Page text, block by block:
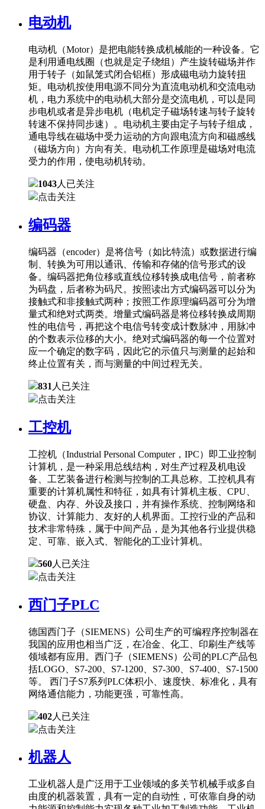
电动机
电动机（Motor）是把电能转换成机械能的一种设备。它
是利用通电线圈（也就是定子绕组）产生旋转磁场并作
用于转子（如鼠笼式闭合铝框）形成磁电动力旋转扭
矩。电动机按使用电源不同分为直流电动机和交流电动
机，电力系统中的电动机大部分是交流电机，可以是同
步电机或者是异步电机（电机定子磁场转速与转子旋转
转速不保持同步速）。电动机主要由定子与转子组成，
通电导线在磁场中受力运动的方向跟电流方向和磁感线
（磁场方向）方向有关。电动机工作原理是磁场对电流
受力的作用，使电动机转动。
1043人已关注
点击关注
编码器
编码器（encoder）是将信号（如比特流）或数据进行编
制、转换为可用以通讯、传输和存储的信号形式的设
备。编码器把角位移或直线位移转换成电信号，前者称
为码盘，后者称为码尺。按照读出方式编码器可以分为
接触式和非接触式两种；按照工作原理编码器可分为增
量式和绝对式两类。增量式编码器是将位移转换成周期
性的电信号，再把这个电信号转变成计数脉冲，用脉冲
的个数表示位移的大小。绝对式编码器的每一个位置对
应一个确定的数字码，因此它的示值只与测量的起始和
终止位置有关，而与测量的中间过程无关。
831 人已关注
点击关注
工控机
工控机（Industrial Personal Computer，IPC）即工业控制
计算机，是一种采用总线结构，对生产过程及机电设
备、工艺装备进行检测与控制的工具总称。工控机具有
重要的计算机属性和特征，如具有计算机主板、CPU、
硬盘、内存、外设及接口，并有操作系统、控制网络和
协议、计算能力、友好的人机界面。工控行业的产品和
技术非常特殊，属于中间产品，是为其他各行业提供稳
定、可靠、嵌入式、智能化的工业计算机。
560人已关注
点击关注
西门子PLC
德国西门子（SIEMENS）公司生产的可编程序控制器在
我国的应用也相当广泛，在冶金、化工、印刷生产线等
领域都有应用。西门子（SIEMENS）公司的PLC产品包
括LOGO、S7-200、S7-1200、S7-300、S7-400、S7-1500
等。 西门子S7系列PLC体积小、速度快、标准化，具有
网络通信能力，功能更强，可靠性高。
402人已关注
点击关注
机器人
工业机器人是广泛用于工业领域的多关节机械手或多自
由度的机器装置，具有一定的自动性，可依靠自身的动